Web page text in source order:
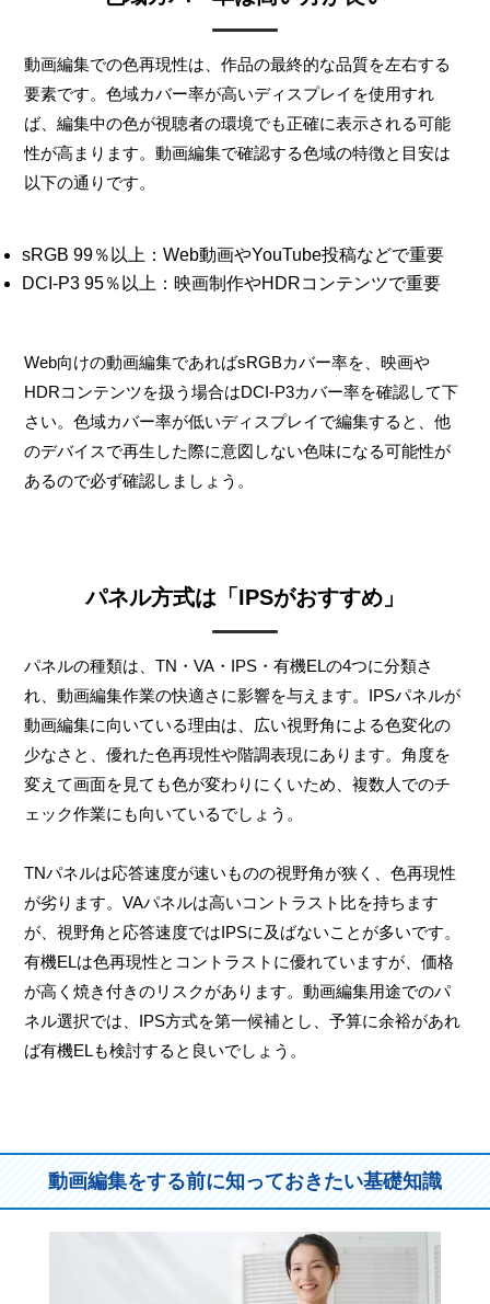
動画編集での色再現性は、作品の最終的な品質を左右する
要素です。色域カバー率が高いディスプレイを使用すれ
ば、編集中の色が視聴者の環境でも正確に表示される可能
性が高まります。動画編集で確認する色域の特徴と目安は
以下の通りです。
sRGB 99％以上：Web動画やYouTube投稿などで重要
DCI-P3 95％以上：映画制作やHDRコンテンツで重要
Web向けの動画編集であればsRGBカバー率を、映画や
HDRコンテンツを扱う場合はDCI-P3カバー率を確認して下
さい。色域カバー率が低いディスプレイで編集すると、他
のデバイスで再生した際に意図しない色味になる可能性が
あるので必ず確認しましょう。
パネル方式は「IPSがおすすめ」
パネルの種類は、TN・VA・IPS・有機ELの4つに分類さ
れ、動画編集作業の快適さに影響を与えます。IPSパネルが
動画編集に向いている理由は、広い視野角による色変化の
少なさと、優れた色再現性や階調表現にあります。角度を
変えて画面を見ても色が変わりにくいため、複数人でのチ
ェック作業にも向いているでしょう。
TNパネルは応答速度が速いものの視野角が狭く、色再現性
が劣ります。VAパネルは高いコントラスト比を持ちます
が、視野角と応答速度ではIPSに及ばないことが多いです。
有機ELは色再現性とコントラストに優れていますが、価格
が高く焼き付きのリスクがあります。動画編集用途でのパ
ネル選択では、IPS方式を第一候補とし、予算に余裕があれ
ば有機ELも検討すると良いでしょう。
動画編集をする前に知っておきたい基礎知識